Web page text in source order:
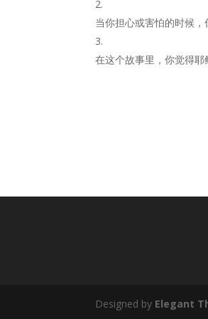
当你担心或害怕的时候，
在这个故事里，你觉得
Designed by Elegant